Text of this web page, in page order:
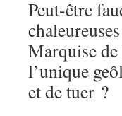
Peut-être
Marquise de
l’unique
et de tuer ?